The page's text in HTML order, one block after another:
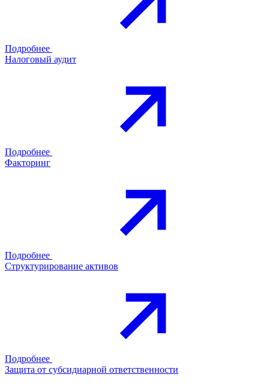
Подробнее
Налоговый аудит
Подробнее
Факторинг
Подробнее
Структурирование активов
Подробнее
Защита от субсидиарной ответственности